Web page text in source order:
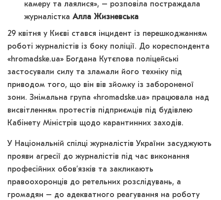
камеру та лаялися», – розповіла постраждала
журналісткаАлла Жизневська
29 квітня у Києві стався інцидент із перешкоджанням
роботі журналістів із боку поліції. До кореспондента
«hromadske.ua» Богдана Кутєпова поліцейські
застосували силу та зламали його техніку під
приводом того, що він вів зйомку із забороненої
зони. Знімальна група «hromadske.ua» працювала над
висвітленням протестів підприємців під будівлею
Кабінету Міністрів щодо карантинних заходів.
У Національній спілці журналістів України засуджують
прояви агресії до журналістів під час виконання
професійних обов’язків та закликають
правоохоронців до ретельних розслідувань, а
громадян – до адекватного реагування на роботу